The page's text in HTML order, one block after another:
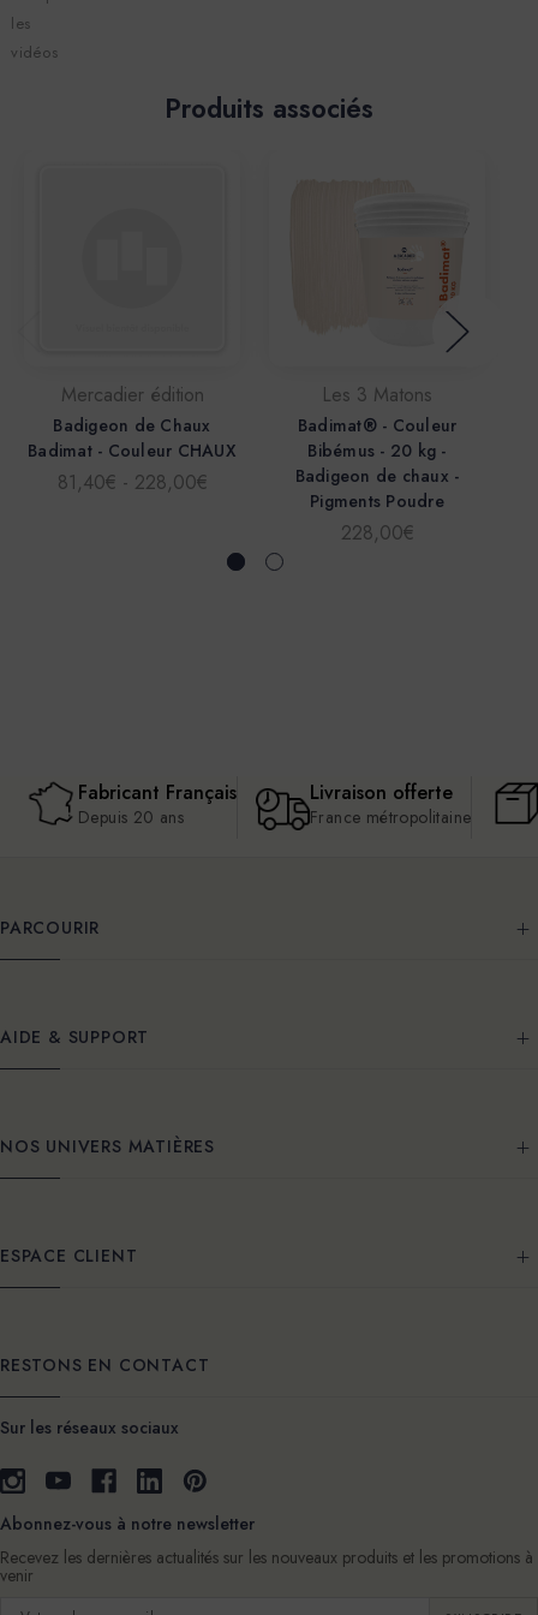
les
vidéos
Produits associés
Mercadier édition
Badigeon de Chaux
Badimat - Couleur CHAUX
81,40€ - 228,00€
Les 3 Matons
Badimat® - Couleur
Bibémus - 20 kg -
Badigeon de chaux -
Pigments Poudre
228,00€
Fabricant Français
Depuis 20 ans
Livraison offerte
France métropolitaine
PARCOURIR
AIDE & SUPPORT
NOS UNIVERS MATIÈRES
ESPACE CLIENT
RESTONS EN CONTACT
Sur les réseaux sociaux
Abonnez-vous à notre newsletter
Recevez les dernières actualités sur les nouveaux produits et les promotions à
venir